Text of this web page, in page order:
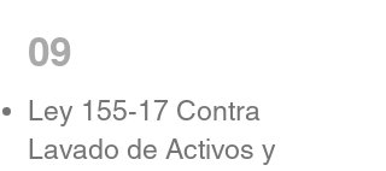
09
Ley 155-17 Contra
Lavado de Activos y